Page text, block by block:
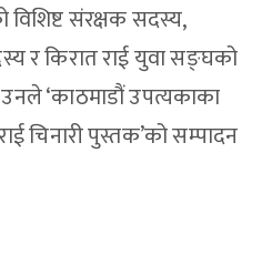
विशिष्ट संरक्षक सदस्य,
र किरात राई युवा सङ्घको
‘काठमाडौं उपत्यकाका
चिनारी पुस्तक’को सम्पादन